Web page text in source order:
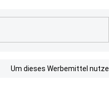
Um dieses Werbemittel